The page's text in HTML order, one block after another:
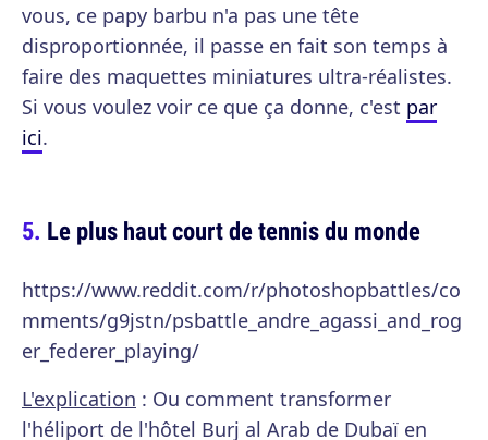
vous, ce papy barbu n'a pas une tête
disproportionnée, il passe en fait son temps à
faire des maquettes miniatures ultra-réalistes.
Si vous voulez voir ce que ça donne, c'est par
ici.
Le plus haut court de tennis du monde
https://www.reddit.com/r/photoshopbattles/co
mments/g9jstn/psbattle_andre_agassi_and_rog
er_federer_playing/
L'explication : Ou comment transformer
l'héliport de l'hôtel Burj al Arab de Dubaï en